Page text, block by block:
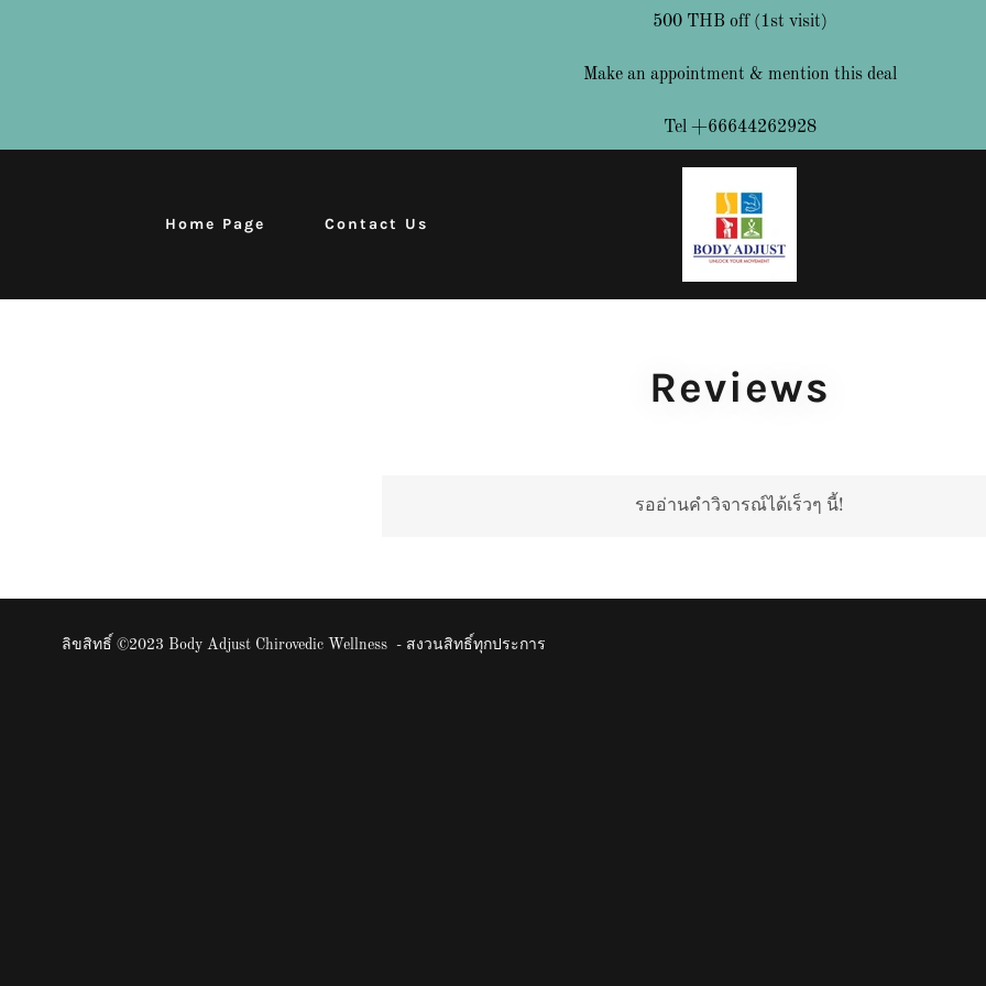
500 THB off (1st visit)
Make an appointment & mention this deal
Tel +66644262928
Home Page Contact Us
Reviews
รออ่านคำวิจารณ์ได้เร็วๆ นี้!
ลิขสิทธิ์ ©2023 Body Adjust Chirovedic Wellness - สงวนสิทธิ์ทุกประการ